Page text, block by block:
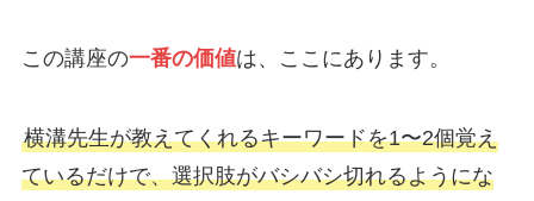
この講座の一番の価値は、ここにあります。
横溝先生が教えてくれるキーワードを1〜2個覚え
ているだけで、選択肢がバシバシ切れるようにな